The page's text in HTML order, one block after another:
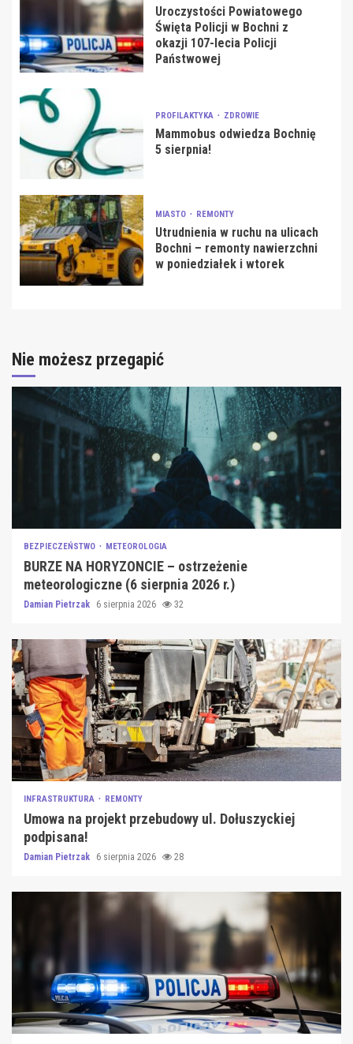
Uroczystości Powiatowego
Święta Policji w Bochni z
okazji 107-lecia Policji
Państwowej
PROFILAKTYKA ZDROWIE
Mammobus odwiedza Bochnię
5 sierpnia!
MIASTO REMONTY
Utrudnienia w ruchu na ulicach
Bochni – remonty nawierzchni
w poniedziałek i wtorek
Nie możesz przegapić
BEZPIECZEŃSTWO METEOROLOGIA
BURZE NA HORYZONCIE – ostrzeżenie
meteorologiczne (6 sierpnia 2026 r.)
Damian Pietrzak 6 sierpnia 2026 32
INFRASTRUKTURA REMONTY
Umowa na projekt przebudowy ul. Dołuszyckiej
podpisana!
Damian Pietrzak 6 sierpnia 2026 28